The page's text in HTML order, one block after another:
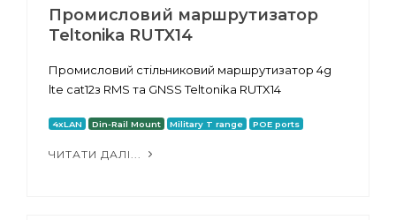
Промисловий маршрутизатор
Teltonika RUTX14
Промисловий стільниковий маршрутизатор 4g
lte cat12з RMS та GNSS Teltonika RUTX14
4xLAN Din-Rail Mount Military T range POE ports
ЧИТАТИ ДАЛІ...